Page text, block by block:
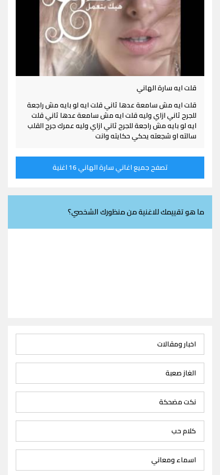
قلت ايه سارة الهاني
قلت ايه مش سامعة عدها ثاني قلت ايه لو بايه مش راجعة
للجرح ثاني ازاي وليه قلت ايه مش سامعة عدها ثاني قلت
ايه لو بايه مش راجعة للجرح ثاني ازاي وليه عمرك جرح القلب
سالته او شجعته يحكي حكايته وانت
تصفح جميع اغاني سارة الهاني 16 اغنية
ما هو تقييمك للاغنية من منظورك الشخصي؟
اخبار ومقالات
الغاز صعبة
نكت مضحكة
كلام حب
اسماء ومعاني